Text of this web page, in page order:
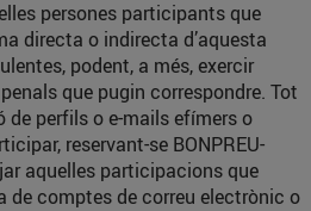
persones participants que
directa o indirecta d’aquesta
podent, a més, exercir
que pugin correspondre. Tot
perfils o e-mails efímers o
reservant-se BONPREU-
aquelles participacions que
de comptes de correu electrònic o